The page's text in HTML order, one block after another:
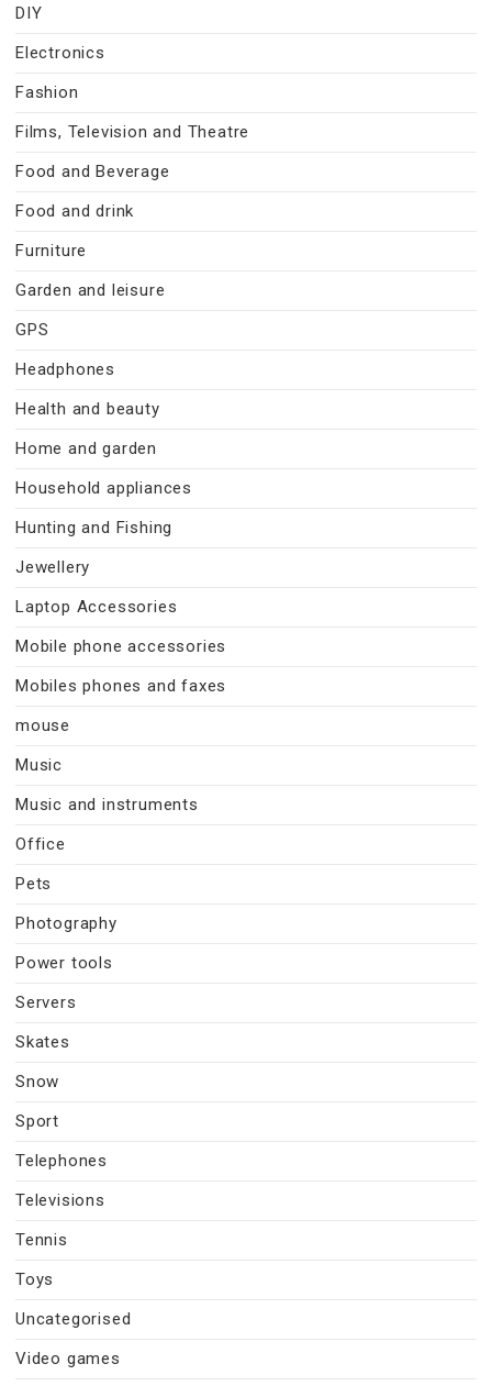
DIY
Electronics
Fashion
Films, Television and Theatre
Food and Beverage
Food and drink
Furniture
Garden and leisure
GPS
Headphones
Health and beauty
Home and garden
Household appliances
Hunting and Fishing
Jewellery
Laptop Accessories
Mobile phone accessories
Mobiles phones and faxes
mouse
Music
Music and instruments
Office
Pets
Photography
Power tools
Servers
Skates
Snow
Sport
Telephones
Televisions
Tennis
Toys
Uncategorised
Video games